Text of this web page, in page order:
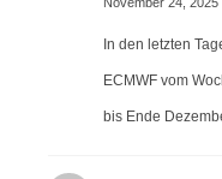
In den letzten
ECMWF vom
bis Ende